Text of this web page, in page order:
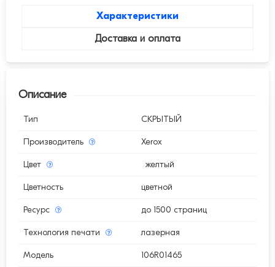
Характеристики
Доставка и оплата
Описание
Тип СКРЫТЫЙ
Производитель Xerox
Цвет желтый
Цветность цветной
Ресурс до 1500 страниц
Технология печати лазерная
Модель 106R01465